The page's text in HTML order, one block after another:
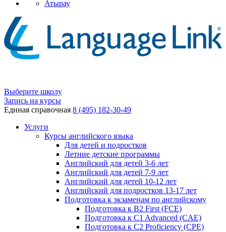
Атырау
Выберите школу
Запись на курсы
Единая справочная 8 (495) 182-30-49
Услуги
Курсы английского языка
Для детей и подростков
Летние детские программы
Английский для детей 3-6 лет
Английский для детей 7-9 лет
Английский для детей 10-12 лет
Английский для подростков 13-17 лет
Подготовка к экзаменам по английскому
Подготовка к B2 First (FCE)
Подготовка к C1 Advanced (CAE)
Подготовка к C2 Proficiency (CPE)